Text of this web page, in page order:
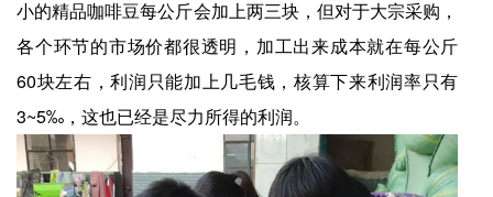
小的精品咖啡豆每公斤会加上两三块，但对于大宗采购，
各个环节的市场价都很透明，加工出来成本就在每公斤
60块左右，利润只能加上几毛钱，核算下来利润率只有
3~5‰，这也已经是尽力所得的利润。